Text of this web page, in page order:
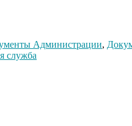
Администрации,
служба